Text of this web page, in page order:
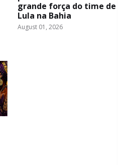
grande força do time de
Lula na Bahia
August 01, 2026